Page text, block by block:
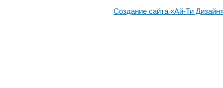
Создание сайта «Ай-Ти